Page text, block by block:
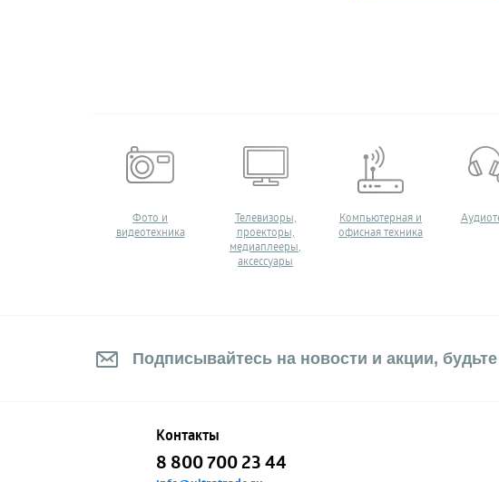
Фото и
видеотехника
Телевизоры,
проекторы,
медиаплееры,
аксессуары
Компьютерная и
офисная техника
Подписывайтесь на новости и акции,
Контакты
8 800 700 23 44